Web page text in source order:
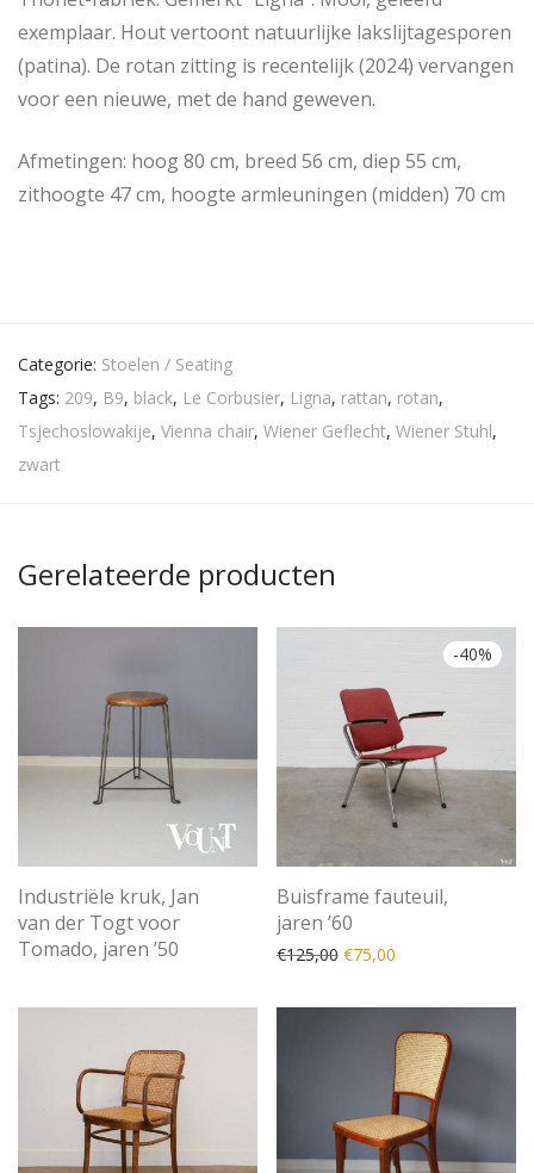
exemplaar. Hout vertoont natuurlijke lakslijtagesporen
(patina). De rotan zitting is recentelijk (2024) vervangen
voor een nieuwe, met de hand geweven.
Afmetingen: hoog 80 cm, breed 56 cm, diep 55 cm,
zithoogte 47 cm, hoogte armleuningen (midden) 70 cm
Categorie: Stoelen / Seating
Tags: 209, B9, black, Le Corbusier, Ligna, rattan, rotan,
Tsjechoslowakije, Vienna chair, Wiener Geflecht, Wiener Stuhl,
zwart
Gerelateerde producten
Industriële kruk, Jan
van der Togt voor
Tomado, jaren ’50
-40%
Buisframe fauteuil,
jaren ’60
€125,00 Oorspronkelijke prijs
€75,00